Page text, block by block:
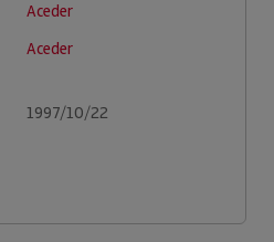
Aceder
Aceder
1997/10/22